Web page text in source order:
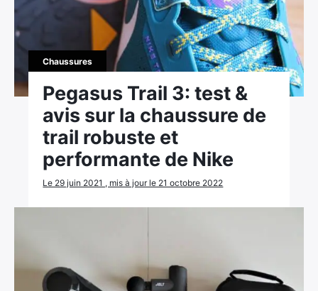
Chaussures
Pegasus Trail 3: test &
avis sur la chaussure de
trail robuste et
performante de Nike
Le 29 juin 2021 , mis à jour le 21 octobre 2022
Rechercher
: